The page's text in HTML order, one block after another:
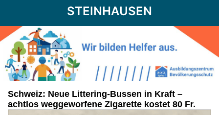
STEINHAUSEN
Schweiz: Neue Littering-Bussen in Kraft –
achtlos weggeworfene Zigarette kostet 80 Fr.